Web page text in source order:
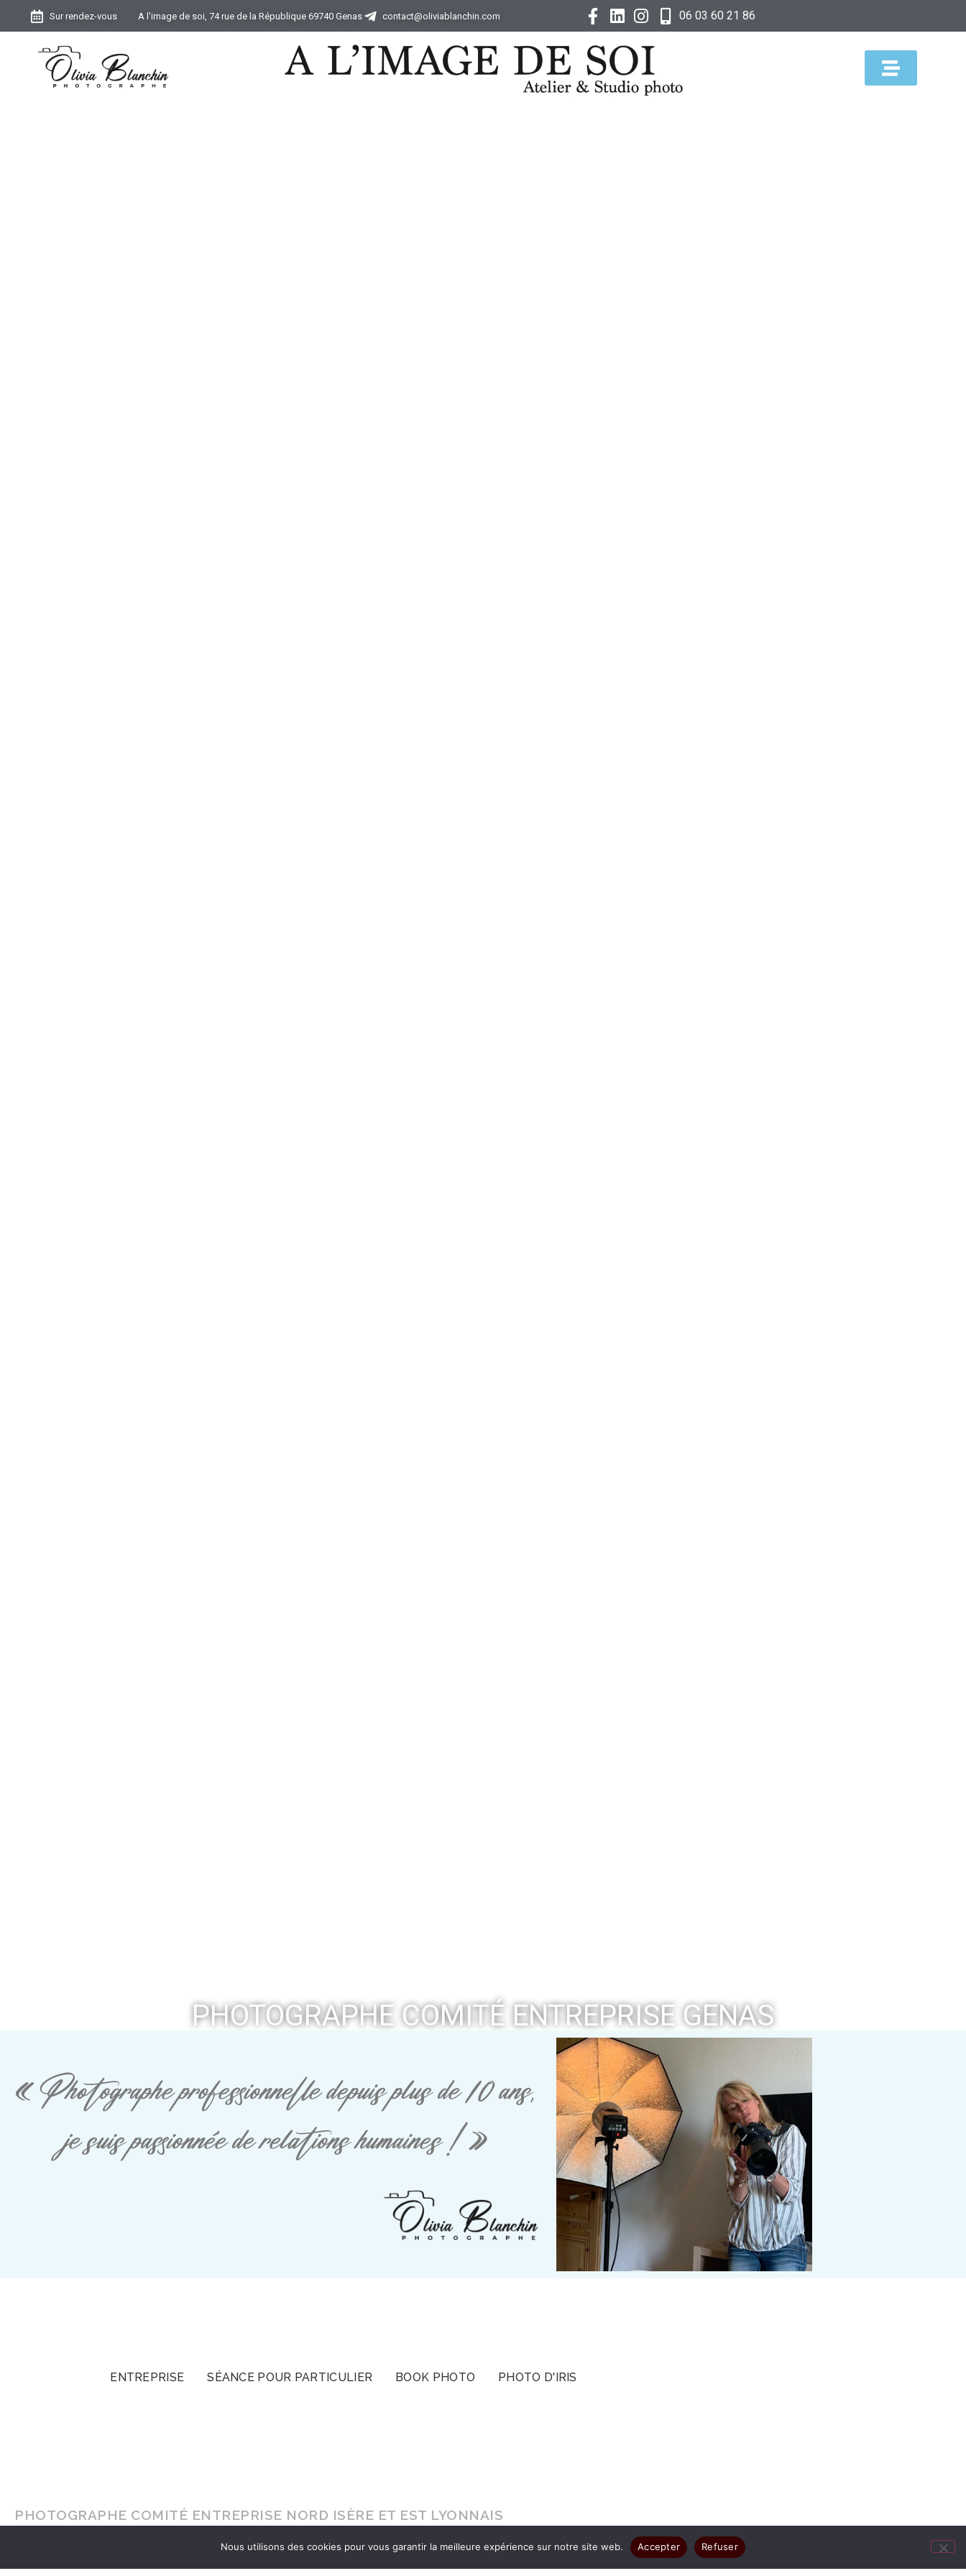
Sur rendez-vous A l'image de soi, 74 rue de la République 69740 Genas contact@oliviablanchin.com 06 03 60 21 86
PHOTOGRAPHE COMITÉ ENTREPRISE GENAS
« Photographe professionnelle depuis plus de 10 ans,
je suis passionnée de relations humaines ! »
ENTREPRISE SÉANCE POUR PARTICULIER BOOK PHOTO PHOTO D'IRIS
PHOTOGRAPHE COMITÉ ENTREPRISE NORD ISÈRE ET EST LYONNAIS
, faites-vous le cadeau d’être authentique pour que vos images résument votre joie
Nous utilisons des cookies pour vous garantir la meilleure expérience sur notre site web. Accepter Refuser